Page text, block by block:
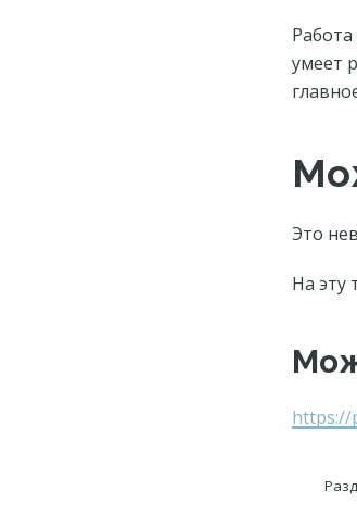
умеет
Это
На эту
https://